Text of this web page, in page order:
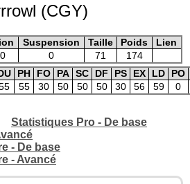
(CGY)
Suspension Taille Poids
Lien
0 71
174
PH FO PA SC DF PS EX LD
PO
55 30 50 50 50 30 56 59 0
Statistiques Pro - De base
- De base
- Avancé